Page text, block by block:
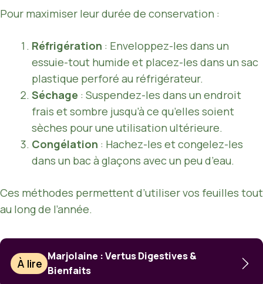
Pour maximiser leur durée de conservation :
Réfrigération : Enveloppez-les dans un
essuie-tout humide et placez-les dans un sac
plastique perforé au réfrigérateur.
Séchage : Suspendez-les dans un endroit
frais et sombre jusqu’à ce qu’elles soient
sèches pour une utilisation ultérieure.
Congélation : Hachez-les et congelez-les
dans un bac à glaçons avec un peu d’eau.
Ces méthodes permettent d’utiliser vos feuilles tout
au long de l’année.
À lire
Marjolaine : Vertus Digestives &
Bienfaits